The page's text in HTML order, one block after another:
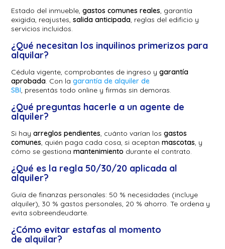
Estado del inmueble,gastos comunes reales , garantía
exigida, reajustes,salida anticipada , reglas del edificio y
servicios incluidos.
¿Qué necesitan los inquilinos primerizos para
alquilar?
Cédula vigente, comprobantes de ingreso ygarantía
aprobada . Con lagarantía de alquiler de
SBI , presentás todo online y firmás sin demoras.
¿Qué preguntas hacerle a un agente de
alquiler?
Si hayarreglos pendientes , cuánto varían losgastos
comunes , quién paga cada cosa, si aceptanmascotas , y
cómo se gestionamantenimiento durante el contrato.
¿Qué es la regla 50/30/20 aplicada al
alquiler?
Guía de finanzas personales: 50 % necesidades (incluye
alquiler), 30 % gastos personales, 20 % ahorro. Te ordena y
evita sobreendeudarte.
¿Cómo evitar estafas al momento
de alquilar?